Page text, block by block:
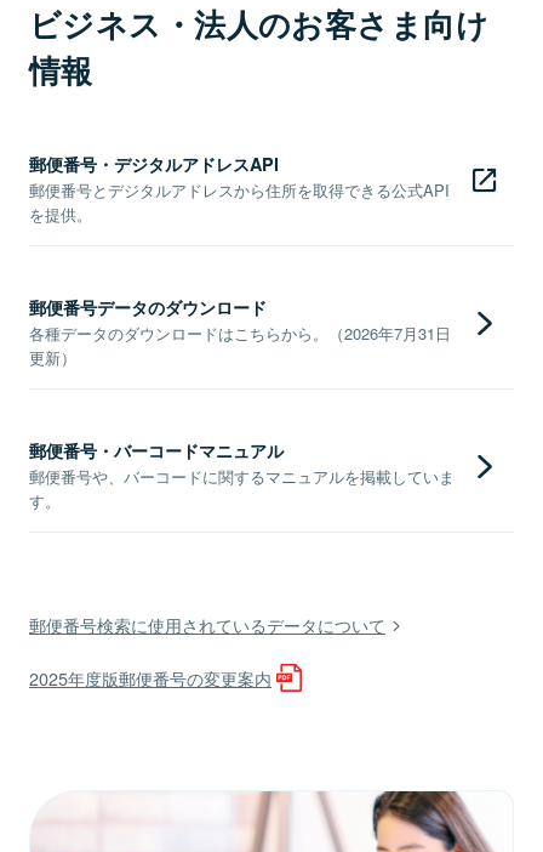
ビジネス・法人のお客さま向け
情報
郵便番号・デジタルアドレスAPI
郵便番号とデジタルアドレスから住所を取得できる公式API
を提供。
郵便番号データのダウンロード
各種データのダウンロードはこちらから。（2026年7月31日
更新）
郵便番号・バーコードマニュアル
郵便番号や、バーコードに関するマニュアルを掲載していま
す。
郵便番号検索に使用されているデータについて
2025年度版郵便番号の変更案内